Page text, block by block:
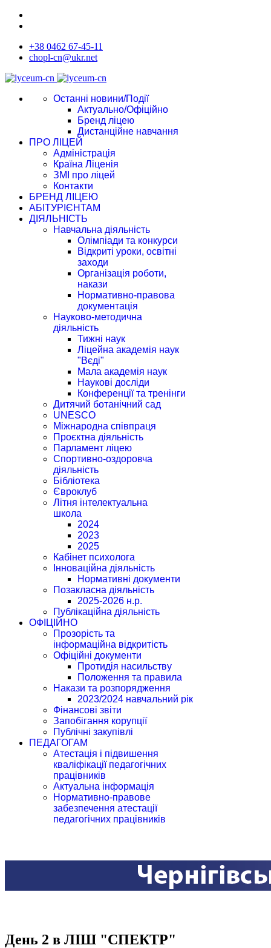
+38 0462 67-45-11
chopl-cn@ukr.net
Останні новини/Події
Актуально/Офіційно
Бренд ліцею
Дистанційне навчання
ПРО ЛІЦЕЙ
Адміністрація
Країна Ліценія
ЗМІ про ліцей
Контакти
БРЕНД ЛІЦЕЮ
АБІТУРІЄНТАМ
ДІЯЛЬНІСТЬ
Навчальна діяльність
Олімпіади та конкурси
Відкриті уроки, освітні
заходи
Організація роботи,
накази
Нормативно-правова
документація
Науково-методична
діяльність
Тижні наук
Ліцейна академія наук
"Вєді"
Мала академія наук
Наукові досліди
Конференції та тренінги
Дитячий ботанічний сад
UNESCO
Міжнародна співпраця
Проєктна діяльність
Парламент ліцею
Спортивно-оздоровча
діяльність
Бібліотека
Євроклуб
Літня інтелектуальна
школа
2024
2023
2025
Кабінет психолога
Інноваційна діяльність
Нормативні документи
Позакласна діяльність
2025-2026 н.р.
Публікаційна діяльність
ОФІЦІЙНО
Прозорість та
інформаційна відкритість
Офіційні документи
Протидія насильству
Положення та правила
Накази та розпорядження
2023/2024 навчальний рік
Фінансові звіти
Запобігання корупції
Публічні закупівлі
ПЕДАГОГАМ
Атестація і підвишення
кваліфікації педагогічних
працівників
Актуальна інформація
Нормативно-правове
забезпечення атестації
педагогічних працівників
День 2 в ЛІШ "СПЕКТР"